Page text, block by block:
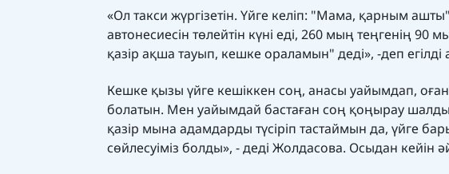
«Ол такси жүргізетін. Үйге келіп: "Мама, қарным
автонесиесін төлейтін күні еді, 260 мың теңгенің
қазір ақша тауып, кешке ораламын" деді», -деп егілді
Кешке қызы үйге кешіккен соң, анасы уайымдап,
болатын. Мен уайымдай бастаған соң қоңырау
қазір мына адамдарды түсіріп тастаймын да, үйге
сөйлесуіміз болды», - деді Жолдасова. Осыдан кейін